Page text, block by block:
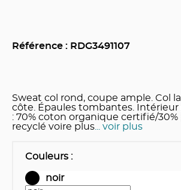
Référence : RDG3491107
Sweat col rond, coupe ample. Col
côte. Épaules tombantes.
: 70% coton organique certifié/
recyclé voire plus ... voir plus
Couleurs :
noir